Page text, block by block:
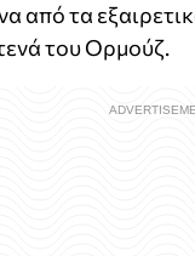
από τα
του Ορμούζ.